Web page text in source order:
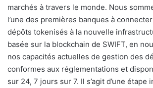
marchés à travers le monde. Nous
l’une des premières banques à
dépôts tokenisés à la nouvelle
basée sur la blockchain de SWIFT, en
nos capacités actuelles de gestion des
conformes aux réglementations et
sur 24, 7 jours sur 7. Il s’agit d’une étape